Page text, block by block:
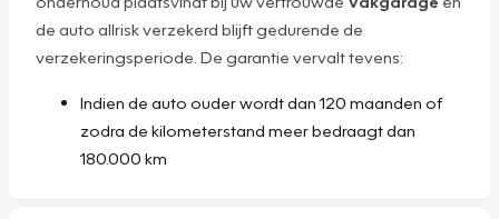
de auto allrisk verzekerd blijft gedurende de
verzekeringsperiode. De garantie vervalt tevens:
Indien de auto ouder wordt dan 120 maanden of
zodra de kilometerstand meer bedraagt dan
180.000 km